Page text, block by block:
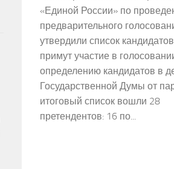
«Единой России» по
предварительного
утвердили список
примут участие в
определению кандидатов в
Государственной Думы от
итоговый список вошли 28
претендентов: 16 по...